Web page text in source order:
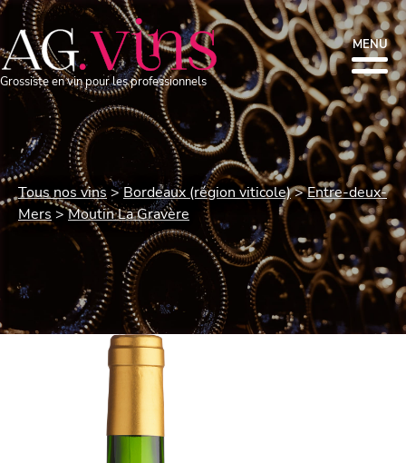
Grossiste en vin pour les professionnels
MENU
Tous nos vins Bordeaux (région viticole)
Entre-deux-
Mers
Moutin La Gravère